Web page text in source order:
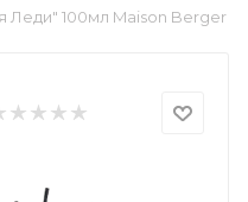
100мл Maison Berger